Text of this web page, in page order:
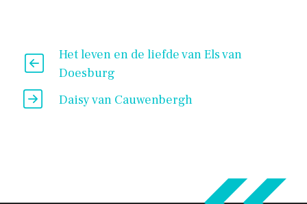
Het leven en de liefde van Els van
Doesburg
Daisy van Cauwenbergh